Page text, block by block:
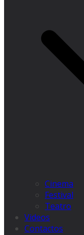
Cinema
Festival
Teatro
Videos
Contactos